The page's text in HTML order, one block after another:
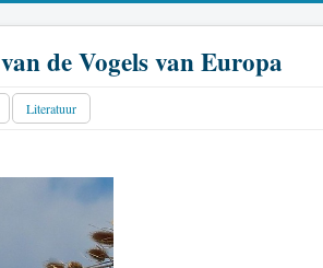
de Vogels van Europa
Literatuur